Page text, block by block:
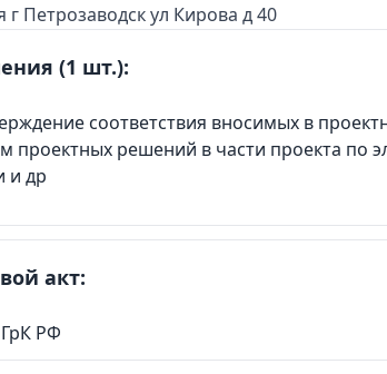
г Петрозаводск ул Кирова д 40
(1 шт.):
соответствия вносимых в
проектных решений в части проекта
и др
акт:
РФ